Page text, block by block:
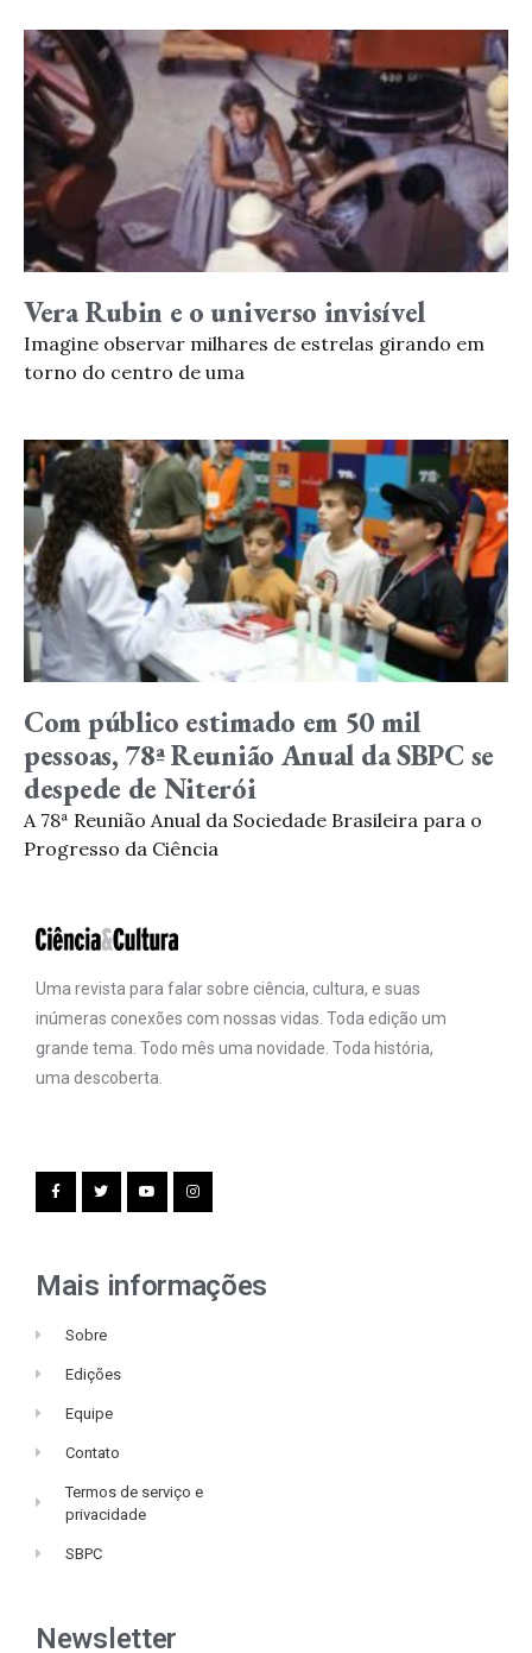
Vera Rubin e o universo invisível
Imagine observar milhares de estrelas girando em
torno do centro de uma
Com público estimado em 50 mil
pessoas, 78ª Reunião Anual da SBPC se
despede de Niterói
A 78ª Reunião Anual da Sociedade Brasileira para o
Progresso da Ciência
Uma revista para falar sobre ciência, cultura, e suas
inúmeras conexões com nossas vidas. Toda edição um
grande tema. Todo mês uma novidade. Toda história,
uma descoberta.
Mais informações
Sobre
Edições
Equipe
Contato
Termos de serviço e
privacidade
SBPC
Newsletter